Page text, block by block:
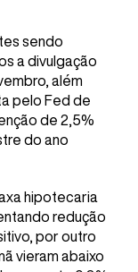
sendo
a divulgação
além
pelo Fed de
de 2,5%
do ano
hipotecaria
redução
por outro
vieram abaixo